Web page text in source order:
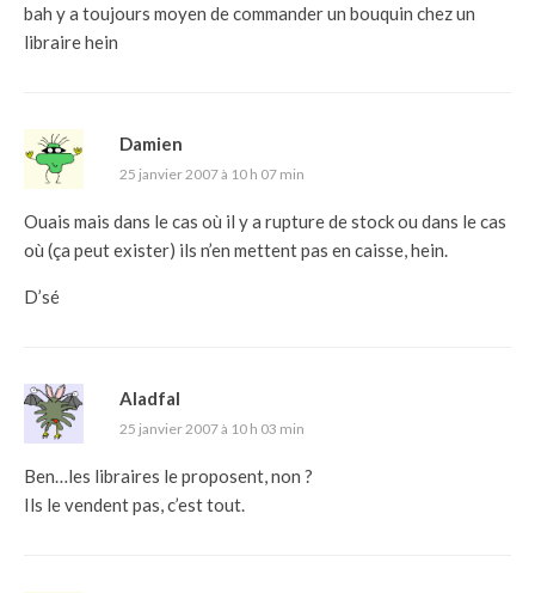
bah y a toujours moyen de commander un bouquin chez un
libraire hein
Damien
25 janvier 2007 à 10 h 07 min
Ouais mais dans le cas où il y a rupture de stock ou dans le cas
où (ça peut exister) ils n’en mettent pas en caisse, hein.
D’sé
Aladfal
25 janvier 2007 à 10 h 03 min
Ben…les libraires le proposent, non ?
Ils le vendent pas, c’est tout.